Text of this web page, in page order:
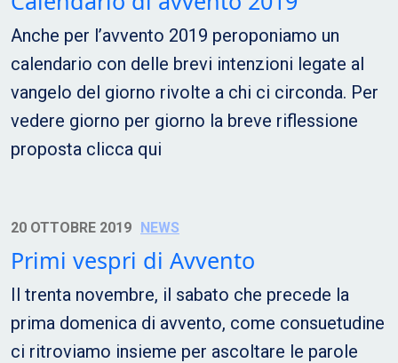
Anche per l’avvento 2019 peroponiamo un
calendario con delle brevi intenzioni legate al
vangelo del giorno rivolte a chi ci circonda. Per
vedere giorno per giorno la breve riflessione
proposta clicca qui
20 OTTOBRE 2019 NEWS
Primi vespri di Avvento
Il trenta novembre, il sabato che precede la
prima domenica di avvento, come consuetudine
ci ritroviamo insieme per ascoltare le parole